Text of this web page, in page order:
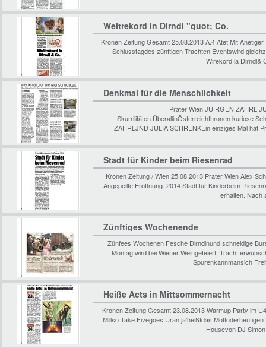
Weltrekord in Dirndl "quot; Co.
Kronen Zeitung Gesamt 25.08.2013 A.4 Atet Mit
Schlusstagdes zünftigen Trachten Eventswird
Wirekord la
Denkmal für die Menschlichkeit
Prater Wien JÜ RGEN ZAHRL
Skurrilitäten.ÜberallinÖsterreichthronen kuriose
ZAHRLJND JULIA SCHRENKEin einziges Mal hat
Stadt für Kinder beim Riesenrad
Kronen Zeitung / Wien 25.08.2013 Prater Wien Alex
Angepeilte Eröffnung: 2014 Stadt für Kinderbeim
erhalten.
Zünftiges Wochenende
Zünfees Wochenen Fesche Dirndlnund schneidige
Montag wird bei Wiener Weingefeiert, Tracht
Spurenkannmansich
Heiße Acts in Mittsommernacht
Kronen Zeitung Gesamt 23.08.2013 Warmup Party im
Millso Take Fivegoes Uran ja'heißtdas
Housevon DJ